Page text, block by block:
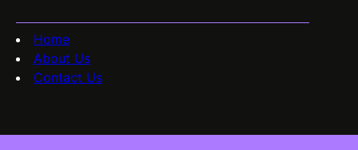
Home
About Us
Contact Us